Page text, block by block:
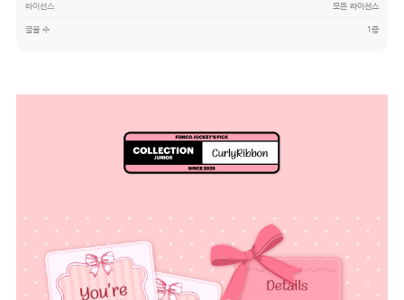
라이선스 모든 라이선스
글꼴 수 1종